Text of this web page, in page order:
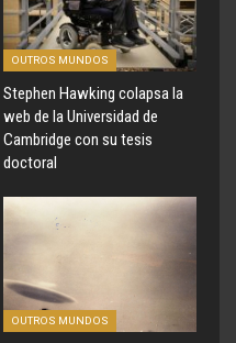
OUTROS MUNDOS
Stephen Hawking colapsa la
web de la Universidad de
Cambridge con su tesis
doctoral
OUTROS MUNDOS